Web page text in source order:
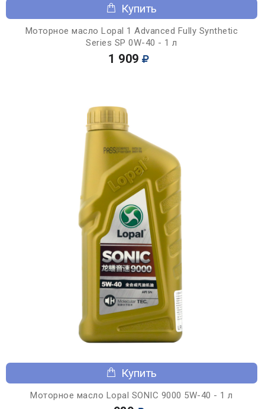
Купить
Моторное масло Lopal 1 Advanced Fully Synthetic
Series SP 0W-40 - 1 л
1 909
Купить
Моторное масло Lopal SONIC 9000 5W-40 - 1 л